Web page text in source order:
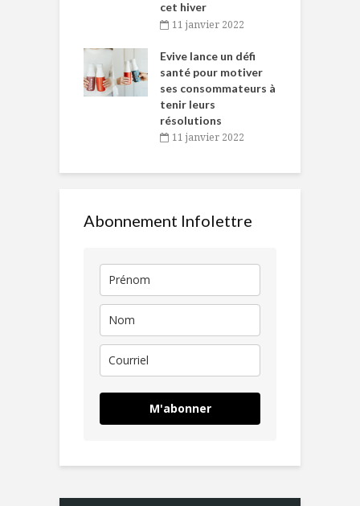
cet hiver
11 janvier 2022
Evive lance un défi
santé pour motiver
ses consommateurs à
tenir leurs
résolutions
11 janvier 2022
Abonnement Infolettre
M'abonner